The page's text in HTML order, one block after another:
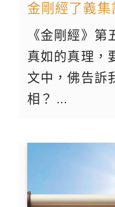
金剛經了義
《金剛經》第
真如的真理，
文中，佛告訴
相？ ...